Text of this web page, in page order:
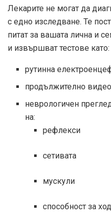
Лекарите не могат да
с едно изследване. Те
питат за вашата лична и
и извършват тестове като:
рутинна
продължително
неврологичен
на:
рефлекси
сетивата
мускули
способност за